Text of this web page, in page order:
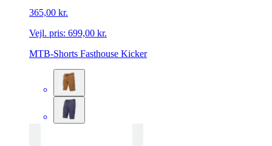
365,00 kr.
Vejl. pris: 699,00 kr.
MTB-Shorts Fasthouse Kicker